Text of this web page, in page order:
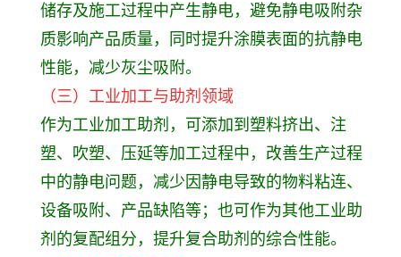
储存及施工过程中产生静电，避免静电吸附杂
质影响产品质量，同时提升涂膜表面的抗静电
性能，减少灰尘吸附。
（三）工业加工与助剂领域
作为工业加工助剂，可添加到塑料挤出、注
塑、吹塑、压延等加工过程中，改善生产过程
中的静电问题，减少因静电导致的物料粘连、
设备吸附、产品缺陷等；也可作为其他工业助
剂的复配组分，提升复合助剂的综合性能。